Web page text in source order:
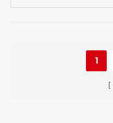
1